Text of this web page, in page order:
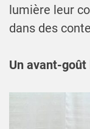
lumière leur
dans des
Un avant-